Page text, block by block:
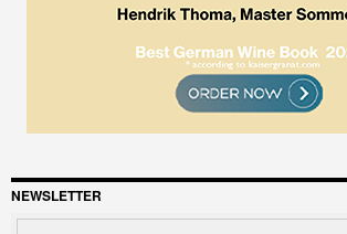
NEWSLETTER